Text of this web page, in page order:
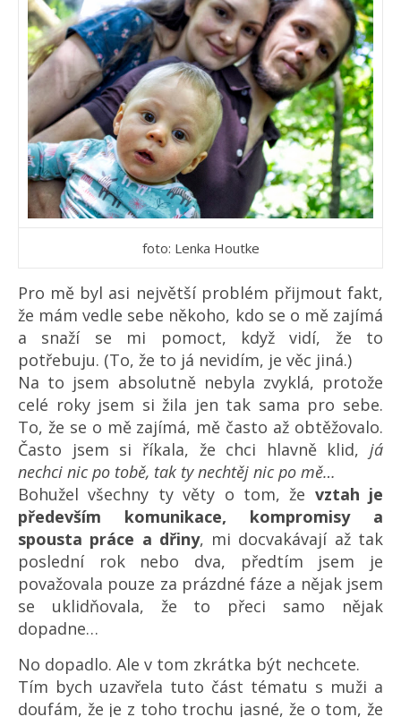
foto: Lenka Houtke
Pro mě byl asi největší problém přijmout fakt,
že mám vedle sebe někoho, kdo se o mě zajímá
a snaží se mi pomoct, když vidí, že to
potřebuju. (To, že to já nevidím, je věc jiná.)
Na to jsem absolutně nebyla zvyklá, protože
celé roky jsem si žila jen tak sama pro sebe.
To, že se o mě zajímá, mě často až obtěžovalo.
Často jsem si říkala, že chci hlavně klid, já
nechci nic po tobě, tak ty nechtěj nic po mě…
Bohužel všechny ty věty o tom, že vztah je
především komunikace, kompromisy a
spousta práce a dřiny, mi docvakávají až tak
poslední rok nebo dva, předtím jsem je
považovala pouze za prázdné fáze a nějak jsem
se uklidňovala, že to přeci samo nějak
dopadne…
No dopadlo. Ale v tom zkrátka být nechcete.
Tím bych uzavřela tuto část tématu s muži a
doufám, že je z toho trochu jasné, že o tom, že